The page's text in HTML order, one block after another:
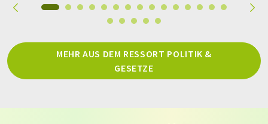
MEHR AUS DEM RESSORT POLITIK &
GESETZE